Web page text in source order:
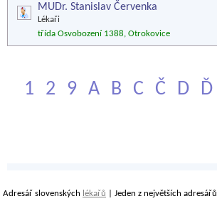
MUDr. Stanislav Červenka
Lékaři
třída Osvobození 1388, Otrokovice
1 2 9 A B C Č D Ď
Adresář slovenských lékařů | Jeden z největších adresářů